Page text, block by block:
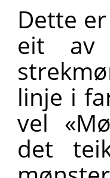
Dette
eit av
linje i
vel
det